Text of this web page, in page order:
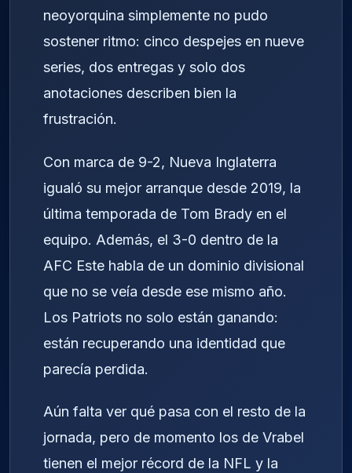
neoyorquina simplemente no pudo
sostener ritmo: cinco despejes en nueve
series, dos entregas y solo dos
anotaciones describen bien la
frustración.
Con marca de 9-2, Nueva Inglaterra
igualó su mejor arranque desde 2019, la
última temporada de Tom Brady en el
equipo. Además, el 3-0 dentro de la
AFC Este habla de un dominio divisional
que no se veía desde ese mismo año.
Los Patriots no solo están ganando:
están recuperando una identidad que
parecía perdida.
Aún falta ver qué pasa con el resto de la
jornada, pero de momento los de Vrabel
tienen el mejor récord de la NFL y la